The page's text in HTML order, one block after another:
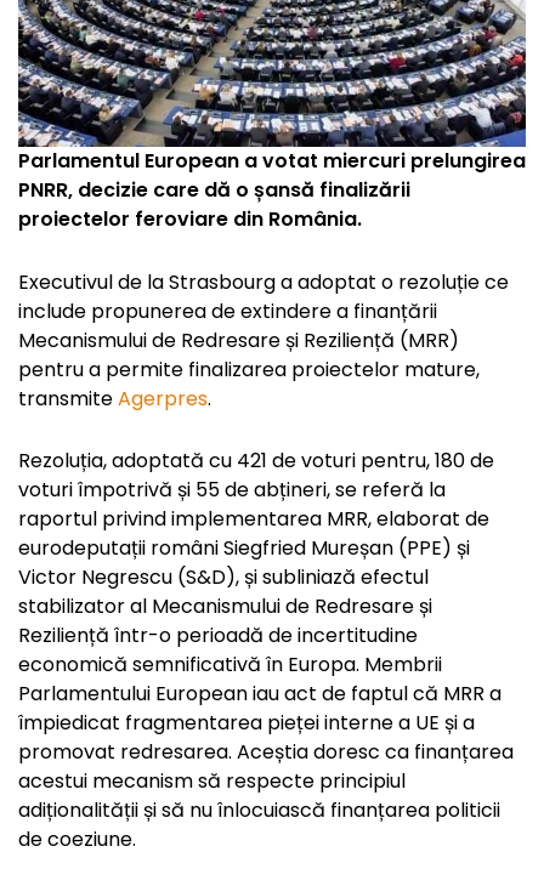
Parlamentul European a votat miercuri prelungirea
PNRR, decizie care dă o șansă finalizării
proiectelor feroviare din România.
Executivul de la Strasbourg a adoptat o rezoluție ce
include propunerea de extindere a finanțării
Mecanismului de Redresare și Reziliență (MRR)
pentru a permite finalizarea proiectelor mature,
transmiteAgerpres.
Rezoluția, adoptată cu 421 de voturi pentru, 180 de
voturi împotrivă și 55 de abțineri, se referă la
raportul privind implementarea MRR, elaborat de
eurodeputații români Siegfried Mureșan (PPE) și
Victor Negrescu (S&D), și subliniază efectul
stabilizator al Mecanismului de Redresare și
Reziliență într-o perioadă de incertitudine
economică semnificativă în Europa. Membrii
Parlamentului European iau act de faptul că MRR a
împiedicat fragmentarea pieței interne a UE și a
promovat redresarea. Aceștia doresc ca finanțarea
acestui mecanism să respecte principiul
adiționalității și să nu înlocuiască finanțarea politicii
de coeziune.